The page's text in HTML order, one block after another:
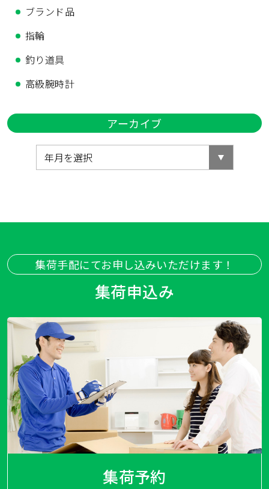
ブランド品
指輪
釣り道具
高級腕時計
アーカイブ
集荷手配にてお申し込みいただけます！
集荷申込み
集荷予約